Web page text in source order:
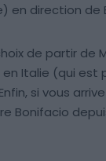
en direction de
de partir de
Italie (qui est
si vous
Bonifacio